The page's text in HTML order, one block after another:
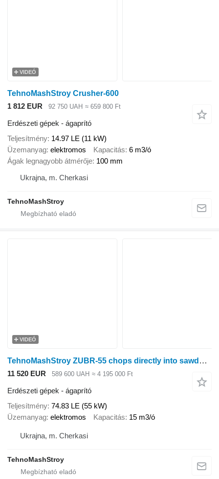
VIDEÓ
TehnoMashStroy Crusher-600
1 812 EUR
92 750 UAH ≈ 659 800 Ft
Erdészeti gépek - ágaprító
Teljesítmény 14.97 LE (11 kW)
Üzemanyag elektromos Kapacitás 6 m3/ó
Ágak legnagyobb átmérője 100 mm
Ukrajna, m. Cherkasi
TehnoMashStroy
VIDEÓ
TehnoMashStroy ZUBR-55 chops directly into sawdust, 55 kW
11 520 EUR 589 600 UAH ≈ 4 195 000 Ft
Erdészeti gépek - ágaprító
Teljesítmény 74.83 LE (55 kW)
Üzemanyag elektromos Kapacitás 15 m3/ó
Ukrajna, m. Cherkasi
TehnoMashStroy